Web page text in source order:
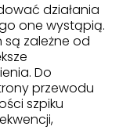
działania
one wystąpią.
są zależne od
Do
przewodu
szpiku